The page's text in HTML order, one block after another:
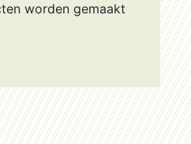
worden gemaakt